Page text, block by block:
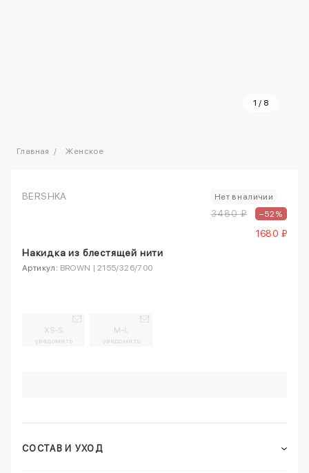
1 / 8
Главная Женское
BERSHKA Нет в наличии
3480 ₽ –52%
1680 ₽
Накидка из блестящей нити
Артикул: BROWN | 2155/326/700
XS-S
уведомить
M-L
уведомить
СОСТАВ И УХОД